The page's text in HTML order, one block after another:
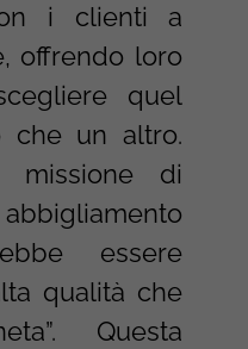
i clienti a
offrendo loro
quel
che un altro.
missione di
essere
qualità che
Questa